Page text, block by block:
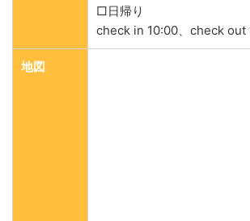
□日帰り
check in 10:00、check out
地図